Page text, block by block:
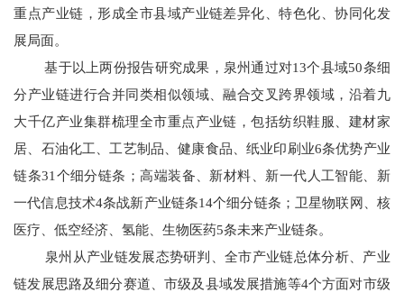
重点产业链，形成全市县域产业链差异化、特色化、协同化发
展局面。
基于以上两份报告研究成果，泉州通过对13个县域50条细
分产业链进行合并同类相似领域、融合交叉跨界领域，沿着九
大千亿产业集群梳理全市重点产业链，包括纺织鞋服、建材家
居、石油化工、工艺制品、健康食品、纸业印刷业6条优势产业
链条31个细分链条；高端装备、新材料、新一代人工智能、新
一代信息技术4条战新产业链条14个细分链条；卫星物联网、核
医疗、低空经济、氢能、生物医药5条未来产业链条。
泉州从产业链发展态势研判、全市产业链总体分析、产业
链发展思路及细分赛道、市级及县域发展措施等4个方面对市级